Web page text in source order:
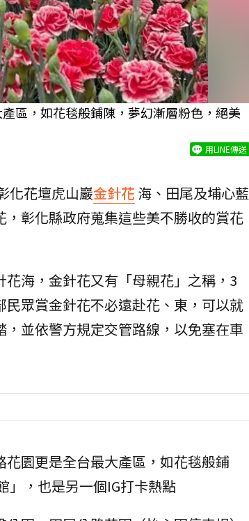
區，如花毯般鋪陳，夢幻漸層粉色，絕美
用LINE傳送
化花壇虎山巖金針花 海、田尾及埔心藍
彰化縣政府蒐集這些美不勝收的賞花
海，金針花又有「母親花」之稱，3
眾賞金針花不必遠赴花、東，可以就
並依警方規定交管路線，以免塞在車
園更是全台最大產區，如花毯般鋪
」，也是另一個IG打卡熱點